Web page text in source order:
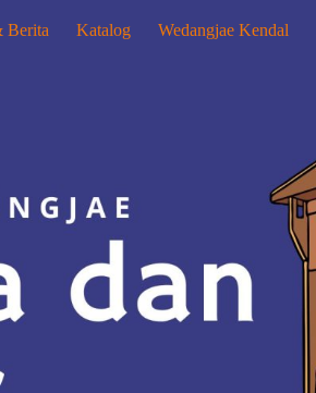
Berita Katalog Wedangjae Kendal